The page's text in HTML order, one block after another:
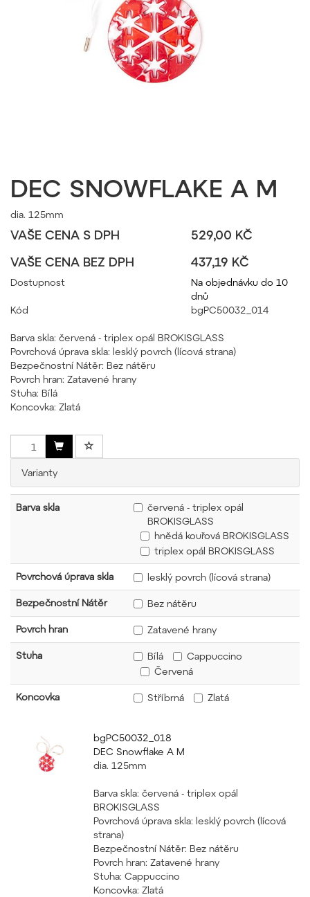
DEC SNOWFLAKE A M
dia. 125mm
VAŠE CENA S DPH
529,00 KČ
VAŠE CENA BEZ DPH
437,19 KČ
Dostupnost
Na objednávku do 10
dnů
Kód
bgPC50032_014
Barva skla: červená - triplex opál BROKISGLASS
Povrchová úprava skla: lesklý povrch (lícová strana)
Bezpečnostní Nátěr: Bez nátěru
Povrch hran: Zatavené hrany
Stuha: Bílá
Koncovka: Zlatá
Varianty
Barva skla
červená - triplex opál
BROKISGLASS
hnědá kouřová BROKISGLASS
triplex opál BROKISGLASS
Povrchová úprava skla lesklý povrch (lícová strana)
Bezpečnostní Nátěr Bez nátěru
Povrch hran Zatavené hrany
Stuha Bílá
Cappuccino
Červená
Koncovka Stříbrná Zlatá
bgPC50032_018
DEC Snowflake A M
dia. 125mm
Barva skla: červená - triplex opál
BROKISGLASS
Povrchová úprava skla: lesklý povrch (lícová
strana)
Bezpečnostní Nátěr: Bez nátěru
Povrch hran: Zatavené hrany
Stuha: Cappuccino
Koncovka: Zlatá